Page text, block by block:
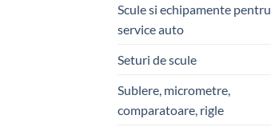
Scule si echipamente pentru
service auto
Seturi de scule
Sublere, micrometre,
comparatoare, rigle